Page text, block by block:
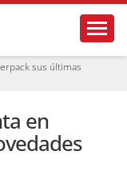
sus últimas
en